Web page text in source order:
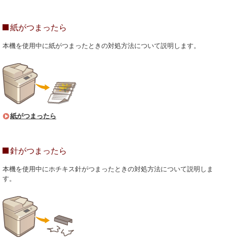
紙がつまったら
本機を使用中に紙がつまったときの対処方法について説明します。
紙がつまったら
針がつまったら
本機を使用中にホチキス針がつまったときの対処方法について説明しま
す。